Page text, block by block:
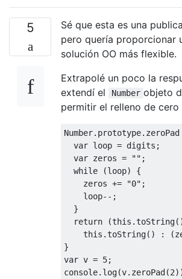
5
Sé que esta es una
pero quería proporcionar
solución OO más flexible.
Extrapolé un poco la
extendí el
Number objeto
permitir el relleno de cero
Number. prototype. zeroPad
var loop = digits ;
var zeros = "" ;
while
(loop)
{
    zeros
+= "0" ;
    loop
--;
}
return
(this .toString
this .toString() : (
}
var v = 5;
console. log(v. zeroPad(2